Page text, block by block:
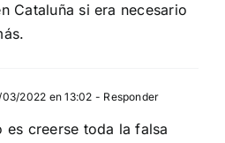
Cataluña si era necesario
2022 en 13:02 - Responder
es creerse toda la falsa